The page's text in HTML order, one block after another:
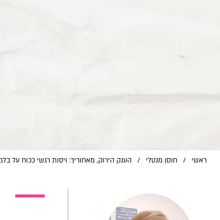
ראשי / חוסן מנטלי / הענק הירוק, מאחוריך: ויסות רגשי ככוח על